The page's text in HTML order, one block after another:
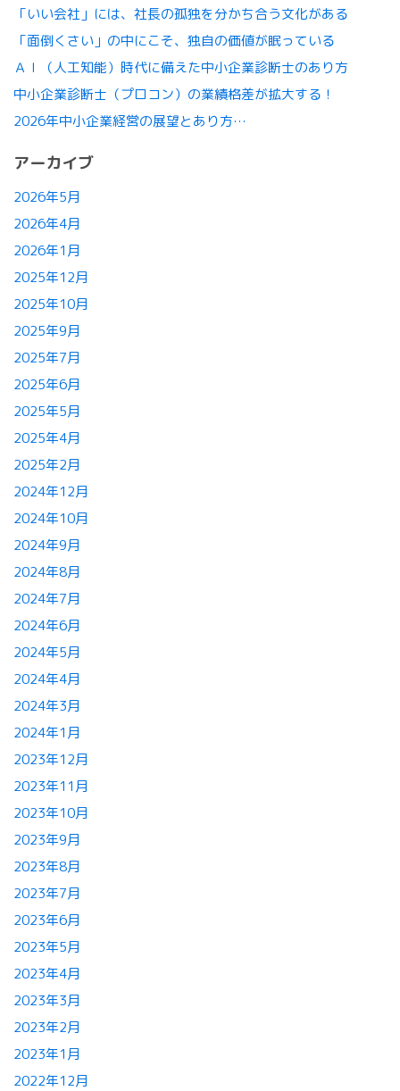
「いい会社」には、社長の孤独を分かち合う文化がある
「面倒くさい」の中にこそ、独自の価値が眠っている
ＡＩ（人工知能）時代に備えた中小企業診断士のあり方
中小企業診断士（プロコン）の業績格差が拡大する！
2026年中小企業経営の展望とあり方…
アーカイブ
2026年5月
2026年4月
2026年1月
2025年12月
2025年10月
2025年9月
2025年7月
2025年6月
2025年5月
2025年4月
2025年2月
2024年12月
2024年10月
2024年9月
2024年8月
2024年7月
2024年6月
2024年5月
2024年4月
2024年3月
2024年1月
2023年12月
2023年11月
2023年10月
2023年9月
2023年8月
2023年7月
2023年6月
2023年5月
2023年4月
2023年3月
2023年2月
2023年1月
2022年12月